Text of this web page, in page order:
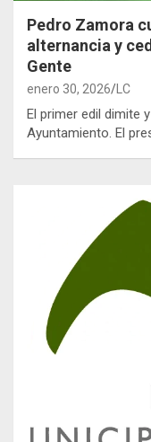
Pedro Zamora
alternancia y
Gente
enero 30, 2026 LC
El primer edil dimite
Ayuntamiento. El